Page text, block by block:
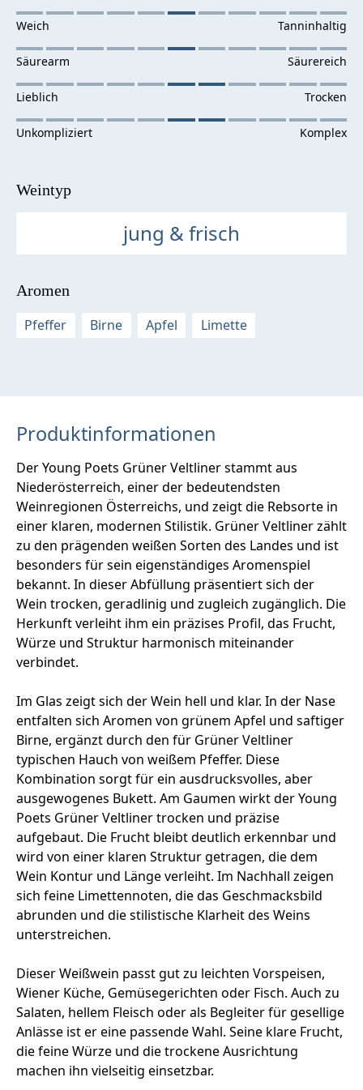
Weintyp
jung & frisch
Aromen
Pfeffer
Birne Apfel Limette
Produktinformationen
Der Young Poets Grüner Veltliner stammt aus
Niederösterreich, einer der bedeutendsten
Weinregionen Österreichs, und zeigt die Rebsorte in
einer klaren, modernen Stilistik. Grüner Veltliner zählt
zu den prägenden weißen Sorten des Landes und ist
besonders für sein eigenständiges Aromenspiel
bekannt. In dieser Abfüllung präsentiert sich der
Wein trocken, geradlinig und zugleich zugänglich. Die
Herkunft verleiht ihm ein präzises Profil, das Frucht,
Würze und Struktur harmonisch miteinander
verbindet.
Im Glas zeigt sich der Wein hell und klar. In der Nase
entfalten sich Aromen von grünem Apfel und saftiger
Birne, ergänzt durch den für Grüner Veltliner
typischen Hauch von weißem Pfeffer. Diese
Kombination sorgt für ein ausdrucksvolles, aber
ausgewogenes Bukett. Am Gaumen wirkt der Young
Poets Grüner Veltliner trocken und präzise
aufgebaut. Die Frucht bleibt deutlich erkennbar und
wird von einer klaren Struktur getragen, die dem
Wein Kontur und Länge verleiht. Im Nachhall zeigen
sich feine Limettennoten, die das Geschmacksbild
abrunden und die stilistische Klarheit des Weins
unterstreichen.
Dieser Weißwein passt gut zu leichten Vorspeisen,
Wiener Küche, Gemüsegerichten oder Fisch. Auch zu
Salaten, hellem Fleisch oder als Begleiter für gesellige
Anlässe ist er eine passende Wahl. Seine klare Frucht,
die feine Würze und die trockene Ausrichtung
machen ihn vielseitig einsetzbar.